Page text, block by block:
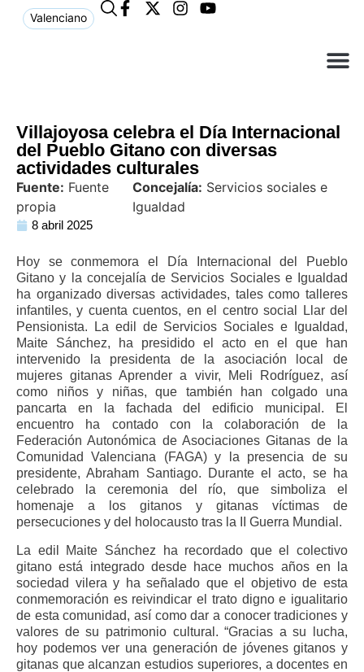
Valenciano
Villajoyosa celebra el Día Internacional
del Pueblo Gitano con diversas
actividades culturales
Fuente: Fuente
propia
Concejalía: Servicios sociales e
Igualdad
8 abril 2025
Hoy se conmemora el Día Internacional del Pueblo
Gitano y la concejalía de Servicios Sociales e Igualdad
ha organizado diversas actividades, tales como talleres
infantiles, y cuenta cuentos, en el centro social Llar del
Pensionista. La edil de Servicios Sociales e Igualdad,
Maite Sánchez, ha presidido el acto en el que han
intervenido la presidenta de la asociación local de
mujeres gitanas Aprender a vivir, Meli Rodríguez, así
como niños y niñas, que también han colgado una
pancarta en la fachada del edificio municipal. El
encuentro ha contado con la colaboración de la
Federación Autonómica de Asociaciones Gitanas de la
Comunidad Valenciana (FAGA) y la presencia de su
presidente, Abraham Santiago. Durante el acto, se ha
celebrado la ceremonia del río, que simboliza el
homenaje a los gitanos y gitanas víctimas de
persecuciones y del holocausto tras la II Guerra Mundial.
La edil Maite Sánchez ha recordado que el colectivo
gitano está integrado desde hace muchos años en la
sociedad vilera y ha señalado que el objetivo de esta
conmemoración es reivindicar el trato digno e igualitario
de esta comunidad, así como dar a conocer tradiciones y
valores de su patrimonio cultural. “Gracias a su lucha,
hoy podemos ver una generación de jóvenes gitanos y
gitanas que alcanzan estudios superiores, a docentes en